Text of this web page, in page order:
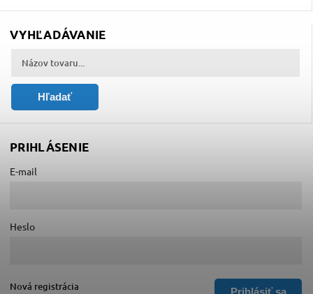
VYHĽADÁVANIE
Hľadať
PRIHLÁSENIE
E-mail
Heslo
Prihlásiť sa
Nová registrácia